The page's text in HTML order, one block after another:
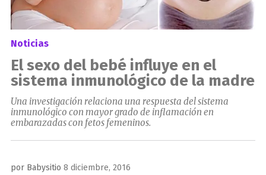
Noticias
El sexo del bebé influye en el
sistema inmunológico de la madre
Una investigación relaciona una respuesta del sistema
inmunológico con mayor grado de inflamación en
embarazadas con fetos femeninos.
por Babysitio Publicado
8 diciembre, 2016